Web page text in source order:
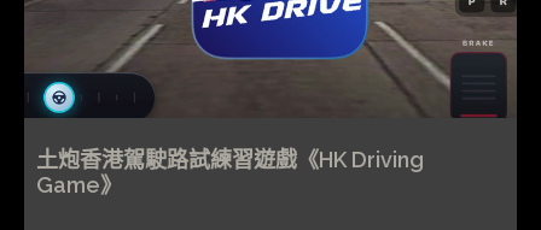
土炮香港駕駛路試練習遊戲《HK Driving
Game》